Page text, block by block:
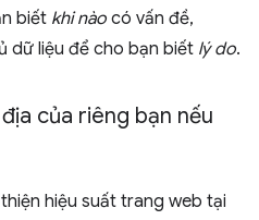
biết khi nào có vấn đề,
dữ liệu để cho bạn biết lý do.
của riêng bạn nếu
hiệu suất trang web tại